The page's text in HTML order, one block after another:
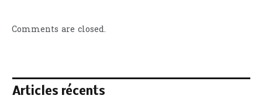
Comments are closed.
Articles récents